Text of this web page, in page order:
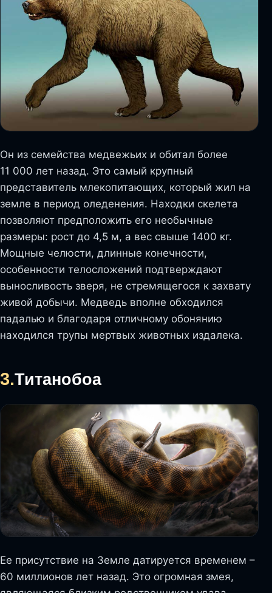
Он из семейства медвежьих и обитал более
11 000 лет назад. Это самый крупный
представитель млекопитающих, который жил на
земле в период оледенения. Находки скелета
позволяют предположить его необычные
размеры: рост до 4,5 м, а вес свыше 1400 кг.
Мощные челюсти, длинные конечности,
особенности телосложений подтверждают
выносливость зверя, не стремящегося к захвату
живой добычи. Медведь вполне обходился
падалью и благодаря отличному обонянию
находился трупы мертвых животных издалека.
3.Титанобоа
Ее присутствие на Земле датируется временем –
60 миллионов лет назад. Это огромная змея,